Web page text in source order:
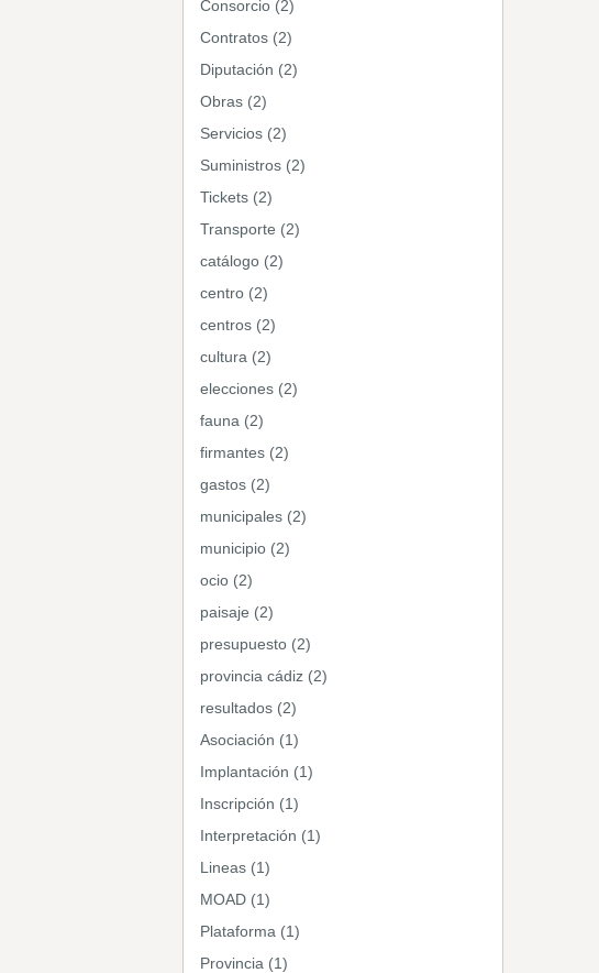
Consorcio (2)
Contratos (2)
Diputación (2)
Obras (2)
Servicios (2)
Suministros (2)
Tickets (2)
Transporte (2)
catálogo (2)
centro (2)
centros (2)
cultura (2)
elecciones (2)
fauna (2)
firmantes (2)
gastos (2)
municipales (2)
municipio (2)
ocio (2)
paisaje (2)
presupuesto (2)
provincia cádiz (2)
resultados (2)
Asociación (1)
Implantación (1)
Inscripción (1)
Interpretación (1)
Lineas (1)
MOAD (1)
Plataforma (1)
Provincia (1)